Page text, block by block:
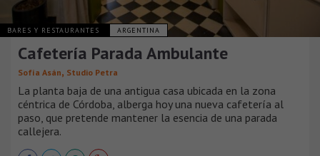
BARES Y RESTAURANTES ARGENTINA
Cafetería Parada Ambulante
Sofía Asán, Studio Petra
La planta baja de una antigua casa ubicada en la zona
céntrica de Córdoba, alberga hoy una nueva cafetería al
paso, que pretende mantener la esencia de una parada
callejera.